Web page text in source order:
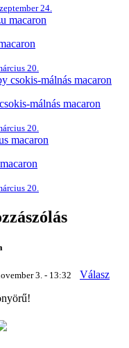
24.
20.
málnás macaron
20.
20.
3. - 13:32
Válasz